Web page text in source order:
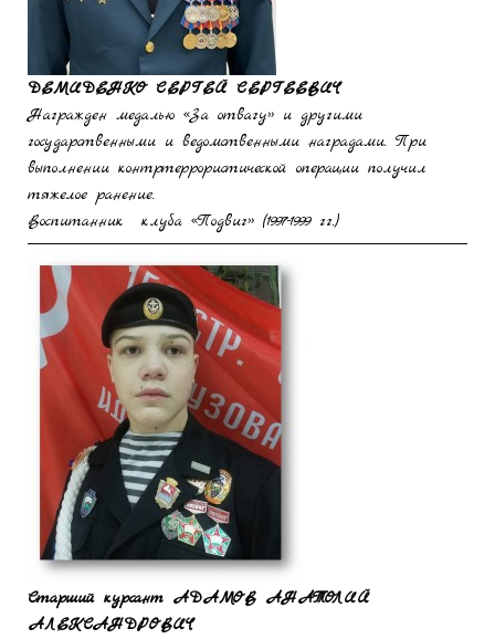
ДЕМИДЕНКО СЕРГЕЙ СЕРГЕЕВИЧ
Награжден медалью «За отвагу» и другими
государственными и ведомственными наградами. При
выполнении контртеррористической операции получил
тяжелое ранение.
Воспитанник клуба «Подвиг» (1997-1999 гг.)
Старший курсант АДАМОВ АНАТОЛИЙ
АЛЕКСАНДРОВИЧ